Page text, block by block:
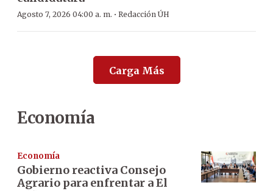
Agosto 7, 2026 04:00 a. m. · Redacción ÚH
Carga Más
Economía
Economía
Gobierno reactiva Consejo
Agrario para enfrentar a El